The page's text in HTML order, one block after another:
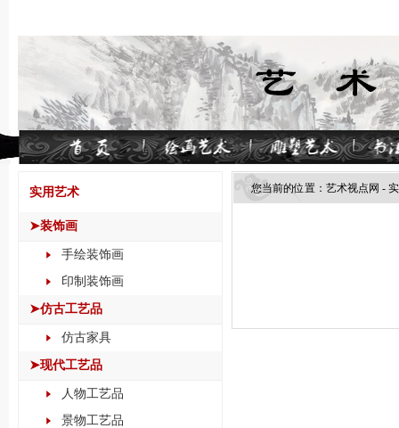
实用艺术
➤装饰画
手绘装饰画
印制装饰画
➤仿古工艺品
仿古家具
➤现代工艺品
人物工艺品
景物工艺品
您当前的位置： 艺术视点网 -